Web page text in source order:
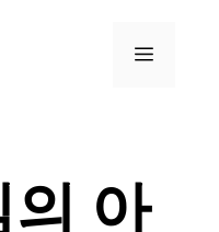
메
의 아